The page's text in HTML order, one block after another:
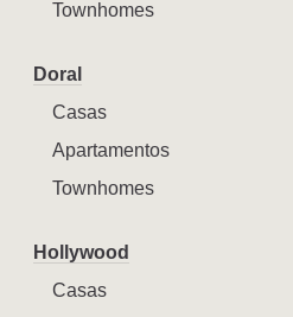
Townhomes
Doral
Casas
Apartamentos
Townhomes
Hollywood
Casas